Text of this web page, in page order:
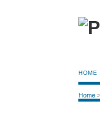
HOME
Home